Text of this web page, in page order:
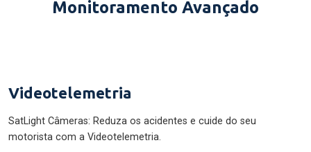
Monitoramento Avançado
Videotelemetria
SatLight Câmeras: Reduza os acidentes e cuide do seu
motorista com a Videotelemetria.